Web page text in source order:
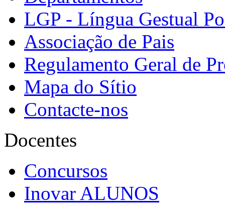
LGP - Língua Gestual
Associação de Pais
Regulamento Geral de
Mapa do Sítio
Contacte-nos
Docentes
Concursos
Inovar ALUNOS